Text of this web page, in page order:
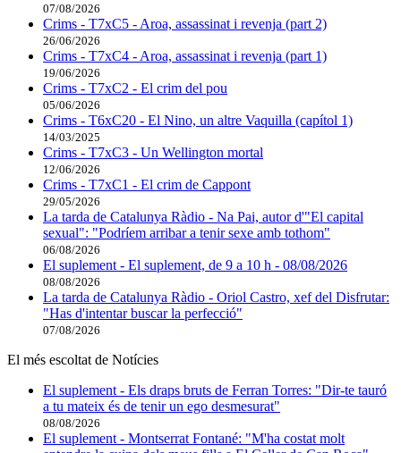
07/08/2026
Crims - T7xC5 - Aroa, assassinat i revenja (part 2)
26/06/2026
Crims - T7xC4 - Aroa, assassinat i revenja (part 1)
19/06/2026
Crims - T7xC2 - El crim del pou
05/06/2026
Crims - T6xC20 - El Nino, un altre Vaquilla (capítol 1)
14/03/2025
Crims - T7xC3 - Un Wellington mortal
12/06/2026
Crims - T7xC1 - El crim de Cappont
29/05/2026
La tarda de Catalunya Ràdio - Na Pai, autor d'"El capital
sexual": "Podríem arribar a tenir sexe amb tothom"
06/08/2026
El suplement - El suplement, de 9 a 10 h - 08/08/2026
08/08/2026
La tarda de Catalunya Ràdio - Oriol Castro, xef del Disfrutar:
"Has d'intentar buscar la perfecció"
07/08/2026
El més escoltat de Notícies
El suplement - Els draps bruts de Ferran Torres: "Dir-te tauró
a tu mateix és de tenir un ego desmesurat"
08/08/2026
El suplement - Montserrat Fontané: "M'ha costat molt